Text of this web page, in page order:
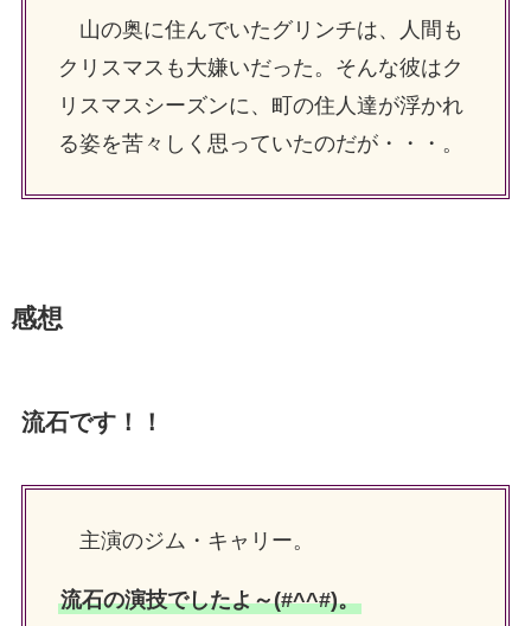
山の奥に住んでいたグリンチは、人間も
クリスマスも大嫌いだった。そんな彼はク
リスマスシーズンに、町の住人達が浮かれ
る姿を苦々しく思っていたのだが・・・。
感想
流石です！！
主演のジム・キャリー。
流石の演技でしたよ～(#^^#)。